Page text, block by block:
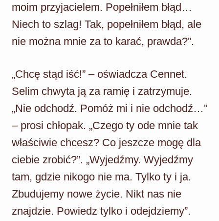
moim przyjacielem. Popełniłem błąd…
Niech to szlag! Tak, popełniłem błąd, ale
nie można mnie za to karać, prawda?”.
„Chcę stąd iść!” – oświadcza Cennet.
Selim chwyta ją za ramię i zatrzymuje.
„Nie odchodź. Pomóż mi i nie odchodź…”
– prosi chłopak. „Czego ty ode mnie tak
właściwie chcesz? Co jeszcze mogę dla
ciebie zrobić?”. „Wyjedźmy. Wyjedźmy
tam, gdzie nikogo nie ma. Tylko ty i ja.
Zbudujemy nowe życie. Nikt nas nie
znajdzie. Powiedz tylko i odejdziemy”.